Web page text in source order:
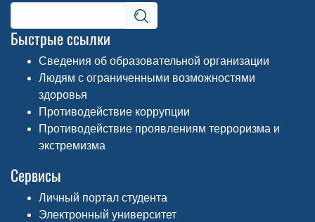
Быстрые ссылки
Сведения об образовательной организации
Людям с ограниченными возможностями
здоровья
Противодействие коррупции
Противодействие проявлениям терроризма и
экстремизма
Сервисы
Личный портал студента
Электронный университет